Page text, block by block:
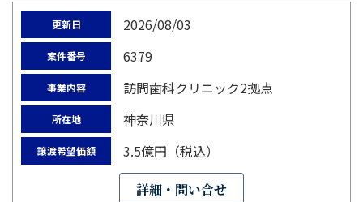
更新日 2026/08/03
案件番号 6379
事業内容 訪問歯科クリニック2拠点
所在地 神奈川県
譲渡希望価額 3.5億円（税込）
詳細・問い合せ